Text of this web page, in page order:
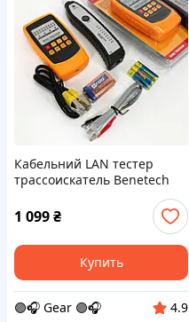
Кабельний LAN тестер
трассоискатель Веnеtесh
GМ 6О с разъемами RJ-11 и
RJ-45 искатель проводов
индикатор проводки
1 099₴
Купить
🟣🎧 Gear 🟣🎧
4.9